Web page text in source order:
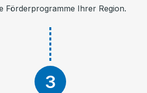
Förderprogramme Ihrer Region.